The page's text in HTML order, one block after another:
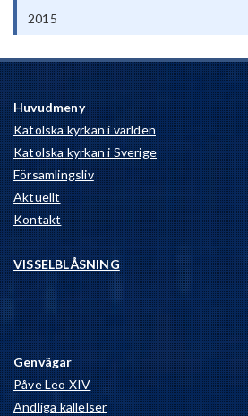
2015
Huvudmeny
Katolska kyrkan i världen
Katolska kyrkan i Sverige
Församlingsliv
Aktuellt
Kontakt
VISSELBLÅSNING
Genvägar
Påve Leo XIV
Andliga kallelser